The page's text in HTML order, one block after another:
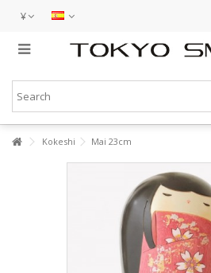
¥
Kokeshi Mai 23cm